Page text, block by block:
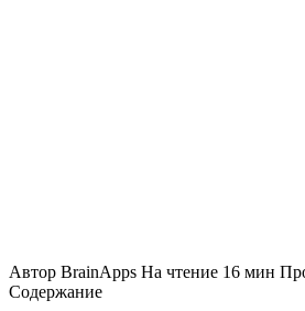
Автор BrainApps На чтение 16 мин
Содержание